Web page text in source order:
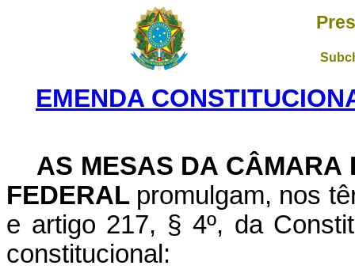
EMENDA
AS MESAS DA CÂMARA
FEDERAL promulgam, nos
e artigo 217, § 4º, da
constitucional: